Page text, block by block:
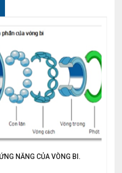
NĂNG CỦA VÒNG BI.